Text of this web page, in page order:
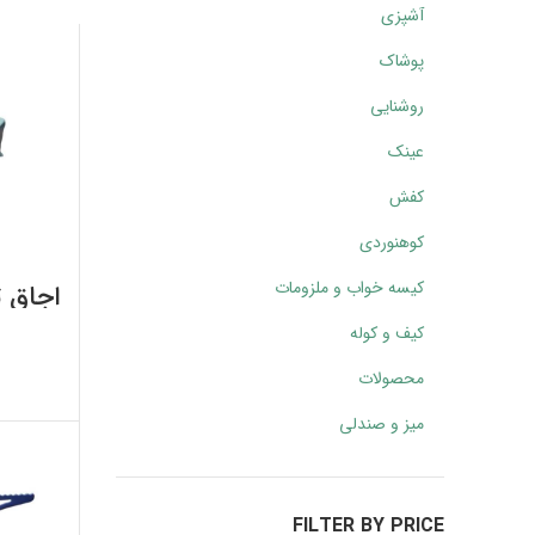
آشپزی
پوشاک
روشنایی
عینک
کفش
کوهنوردی
کیسه خواب و ملزومات
کیف و کوله
محصولات
میز و صندلی
FILTER BY PRICE